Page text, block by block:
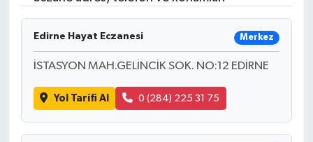
Edirne Hayat Eczanesi Merkez
İSTASYON MAH.GELİNCİK SOK. NO:12 EDİRNE
Yol Tarifi Al 0 (284) 225 31 75